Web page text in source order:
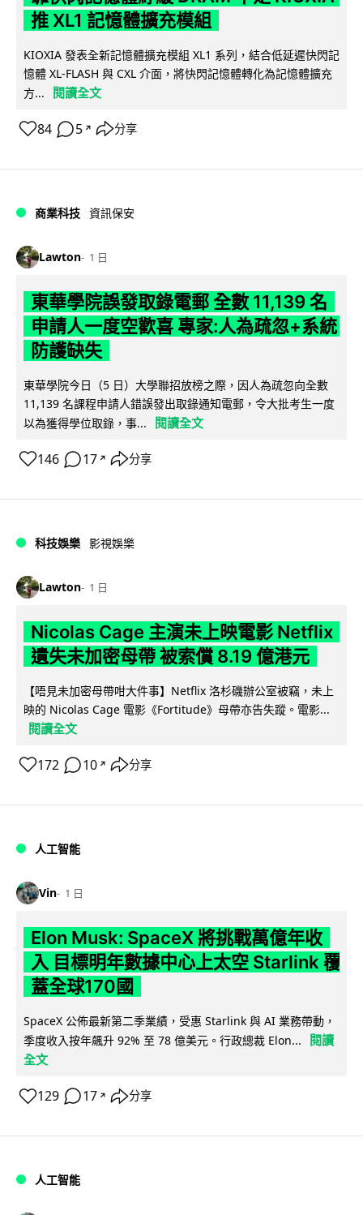
推 XL1 記憶體擴充模組
KIOXIA 發表全新記憶體擴充模組 XL1 系列，結合低延遲快閃記
憶體 XL-FLASH 與 CXL 介面，將快閃記憶體轉化為記憶體擴充
方...
閱讀全文
84 5 ↗ 分享
商業科技 資訊保安
Lawton 1 日
東華學院誤發取錄電郵 全數 11,139 名
申請人一度空歡喜 專家:人為疏忽+系統
防護缺失
東華學院今日（5 日）大學聯招放榜之際，因人為疏忽向全數
11,139 名課程申請人錯誤發出取錄通知電郵，令大批考生一度
以為獲得學位取錄，事...
閱讀全文
146 17 ↗ 分享
科技娛樂 影視娛樂
Lawton 1 日
Nicolas Cage 主演未上映電影 Netflix
遺失未加密母帶 被索償 8.19 億港元
【唔見未加密母帶咁大件事】Netflix 洛杉磯辦公室被竊，未上
映的 Nicolas Cage 電影《Fortitude》母帶亦告失蹤。電影...
閱讀全文
172 10 ↗ 分享
人工智能
Vin 1 日
Elon Musk: SpaceX 將挑戰萬億年收
入 目標明年數據中心上太空 Starlink 覆
蓋全球170國
SpaceX 公佈最新第二季業績，受惠 Starlink 與 AI 業務帶動，
季度收入按年飆升 92% 至 78 億美元。行政總裁 Elon...
閱讀
全文
129 17 ↗ 分享
人工智能